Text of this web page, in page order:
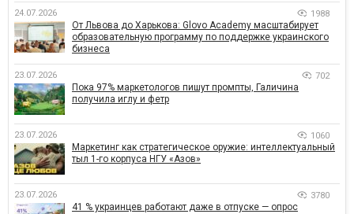
24.07.2026 1988
От Львова до Харькова: Glovo Academy масштабирует
образовательную программу по поддержке украинского
бизнеса
23.07.2026 702
Пока 97% маркетологов пишут промпты, Галичина
получила иглу и фетр
23.07.2026 1060
Маркетинг как стратегическое оружие: интеллектуальный
тыл 1-го корпуса НГУ «Азов»
23.07.2026 3780
41 % украинцев работают даже в отпуске — опрос